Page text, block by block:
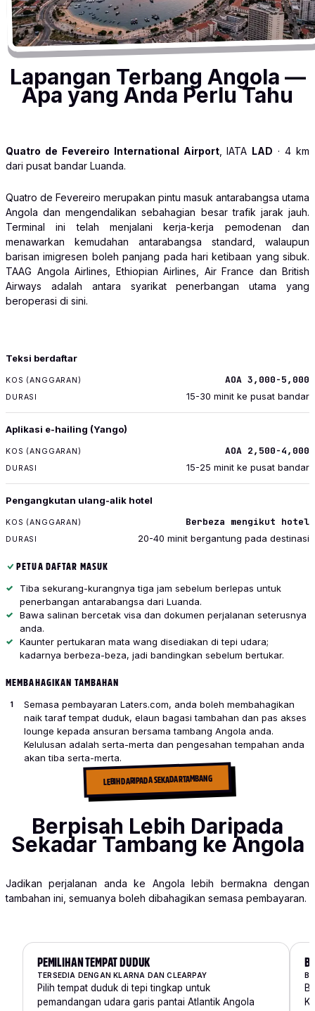
Lapangan Terbang Angola —
Apa yang Anda Perlu Tahu
Quatro de Fevereiro International Airport, IATA LAD · 4 km
dari pusat bandar Luanda.
Quatro de Fevereiro merupakan pintu masuk antarabangsa utama
Angola dan mengendalikan sebahagian besar trafik jarak jauh.
Terminal ini telah menjalani kerja-kerja pemodenan dan
menawarkan kemudahan antarabangsa standard, walaupun
barisan imigresen boleh panjang pada hari ketibaan yang sibuk.
TAAG Angola Airlines, Ethiopian Airlines, Air France dan British
Airways adalah antara syarikat penerbangan utama yang
beroperasi di sini.
PENGANGKUTAN
Teksi berdaftar
AOA 3,000-5,000
15-30 minit ke pusat bandar
Aplikasi e-hailing (Yango)
AOA 2,500-4,000
15-25 minit ke pusat bandar
Pengangkutan ulang-alik hotel
Berbeza mengikut hotel
20-40 minit bergantung pada destinasi
PETUA DAFTAR MASUK
Tiba sekurang-kurangnya tiga jam sebelum berlepas untuk
penerbangan antarabangsa dari Luanda.
Bawa salinan bercetak visa dan dokumen perjalanan seterusnya
anda.
Kaunter pertukaran mata wang disediakan di tepi udara;
kadarnya berbeza-beza, jadi bandingkan sebelum bertukar.
MEMBAHAGIKAN TAMBAHAN
Semasa pembayaran Laters.com, anda boleh membahagikan
naik taraf tempat duduk, elaun bagasi tambahan dan pas akses
lounge kepada ansuran bersama tambang Angola anda.
Kelulusan adalah serta-merta dan pengesahan tempahan anda
akan tiba serta-merta.
LEBIH DARIPADA SEKADAR TAMBANG
Berpisah Lebih Daripada
Sekadar Tambang ke Angola
Jadikan perjalanan anda ke Angola lebih bermakna dengan
tambahan ini, semuanya boleh dibahagikan semasa pembayaran.
PEMILIHAN TEMPAT DUDUK
TERSEDIA DENGAN KLARNA DAN CLEARPAY
Pilih tempat duduk di tepi tingkap untuk
pemandangan udara garis pantai Atlantik Angola